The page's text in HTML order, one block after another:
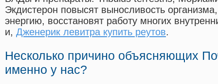
Экдистерон повысят выносливость
энергию, восстановят работу многих
и, Дженерик левитра купить реутов.
Несколько причино объясняющих
именно у нас?